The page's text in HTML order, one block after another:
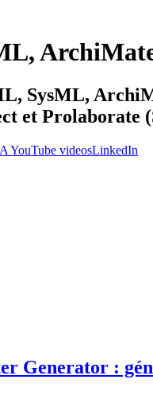
SysML,
et Prolaborate
YouTube videosLinkedIn
Generator :